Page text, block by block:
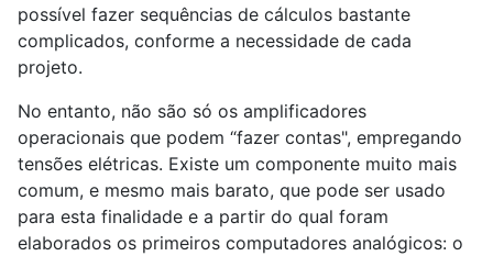
possível fazer sequências de cálculos bastante
complicados, conforme a necessidade de cada
projeto.
No entanto, não são só os amplificadores
operacionais que podem “fazer contas", empregando
tensões elétricas. Existe um componente muito mais
comum, e mesmo mais barato, que pode ser usado
para esta finalidade e a partir do qual foram
elaborados os primeiros computadores analógicos: o